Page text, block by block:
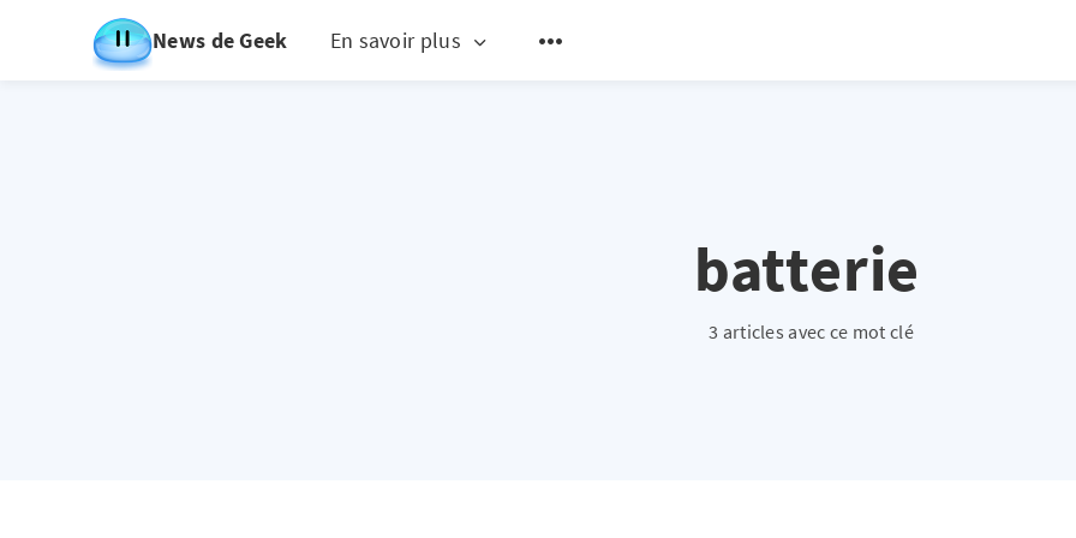
News de Geek En savoir plus
batterie
3 articles avec ce mot clé